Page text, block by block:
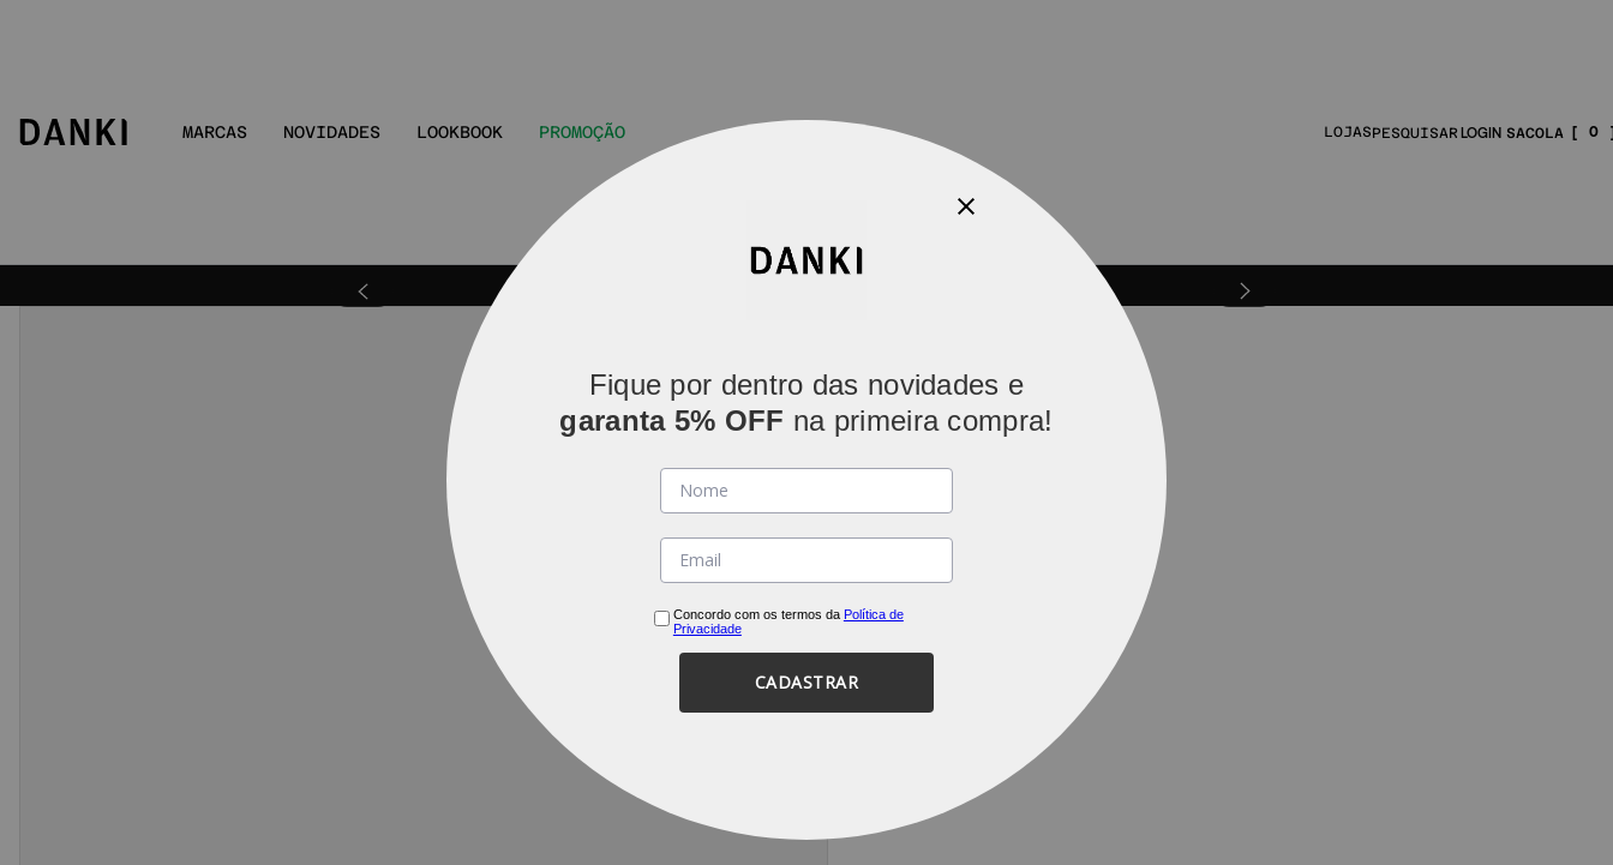
MARCAS NOVIDADES LOOKBOOK PROMOÇÃO LOJASPESQUISAR 0
Fique por dentro das novidades e
garanta 5% OFF na primeira compra!
Concordo com os termos da Política de
Privacidade
CADASTRAR